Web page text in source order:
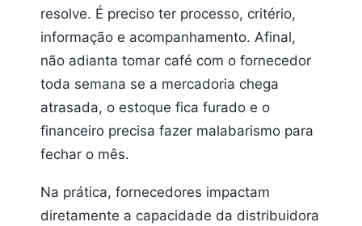
resolve. É preciso ter processo, critério,
informação e acompanhamento. Afinal,
não adianta tomar café com o fornecedor
toda semana se a mercadoria chega
atrasada, o estoque fica furado e o
financeiro precisa fazer malabarismo para
fechar o mês.
Na prática, fornecedores impactam
diretamente a capacidade da distribuidora